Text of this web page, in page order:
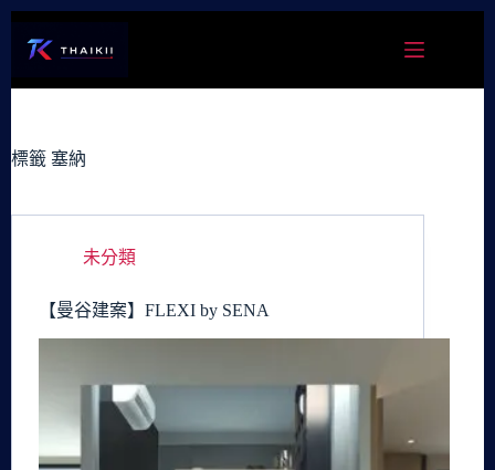
容
標籤 塞納
未分類
【曼谷建案】FLEXI by SENA